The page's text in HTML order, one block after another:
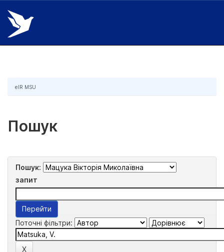
Skip
navigation
eIR MSU
Пошук
Пошук:
запит
Поточні фільтри: